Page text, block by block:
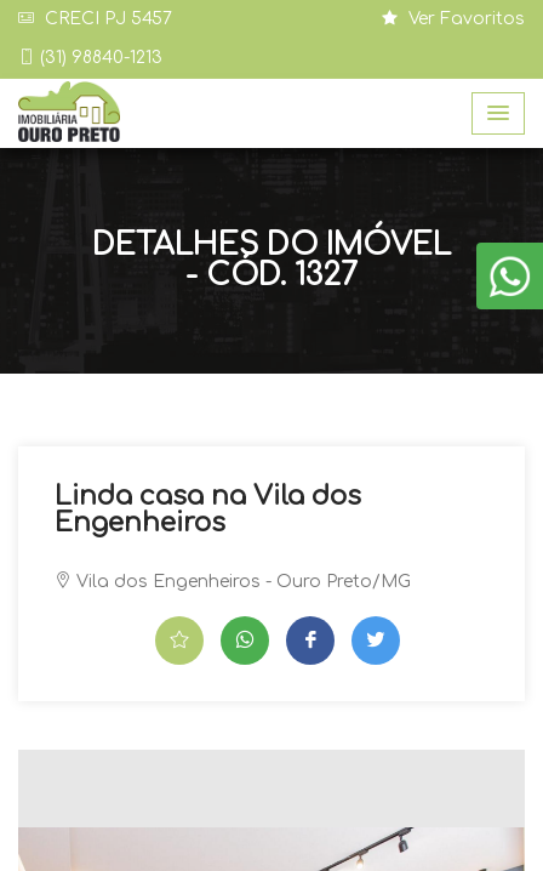
CRECI PJ 5457
(31) 98840-1213
Ver Favoritos
DETALHES DO IMÓVEL
- CÓD. 1327
Linda casa na Vila dos
Engenheiros
Vila dos Engenheiros - Ouro Preto/MG